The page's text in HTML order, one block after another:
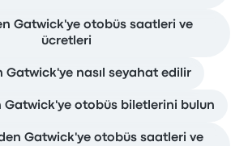
Gatwick'ye otobüs saatleri ve
ücretleri
Gatwick'ye nasıl seyahat edilir
Gatwick'ye otobüs biletlerini bulun
Gatwick'ye otobüs saatleri ve